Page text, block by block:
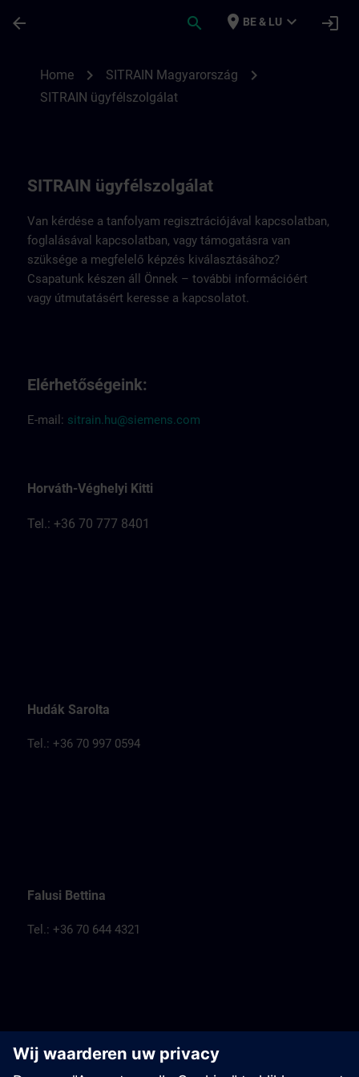
arrow_back search place BE & LU expand_more login
Home chevron_right SITRAIN Magyarország chevron_right
SITRAIN ügyfélszolgálat
SITRAIN ügyfélszolgálat
Van kérdése a tanfolyam regisztrációjával kapcsolatban,
foglalásával kapcsolatban, vagy támogatásra van
szüksége a megfelelő képzés kiválasztásához?
Csapatunk készen áll Önnek – további információért
vagy útmutatásért keresse a kapcsolatot.
Elérhetőségeink:
E-mail: sitrain.hu@siemens.com
Horváth-Véghelyi Kitti
Tel.: +36 70 777 8401
Hudák Sarolta
Tel.: +36 70 997 0594
Falusi Bettina
Tel.: +36 70 644 4321